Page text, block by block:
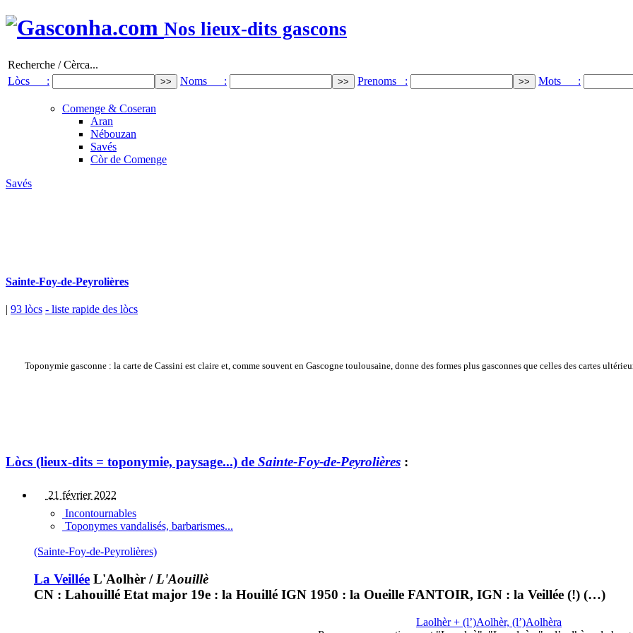
Nos lieux-dits gascons
Recherche / Cèrca...
Lòcs :
Noms : Prenoms : Mots :
Comenge & Coseran
Aran
Nébouzan
Savés
Còr de Comenge
Savés
Sainte-Foy-de-Peyrolières
| 93 lòcs - liste rapide des lòcs
Toponymie gasconne : la carte de Cassini est claire et, comme souvent en Gascogne toulousaine, donne des formes plus gasconnes que celles des cartes
Lòcs (lieux-dits = toponymie, paysage...) de Sainte-Foy-de-Peyrolières :
21 février 2022
Incontournables
Toponymes vandalisés, barbarismes...
(Sainte-Foy-de-Peyrolières)
La Veillée L'Aolhèr / L'Aouillè
CN : Lahouillé Etat major 19e : la Houillé IGN 1950 : la Oueille FANTOIR, IGN : la Veillée (!) (…)
Laolhèr + (l’)Aolhèr, (l’)Aolhèra